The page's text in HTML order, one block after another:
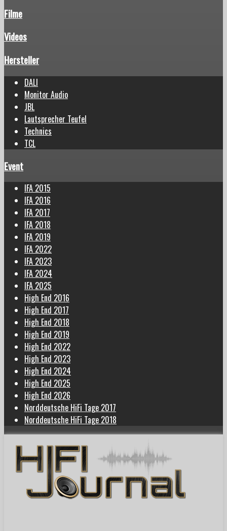
Filme
Videos
Hersteller
DALI
Monitor Audio
JBL
Lautsprecher Teufel
Technics
TCL
Event
IFA 2015
IFA 2016
IFA 2017
IFA 2018
IFA 2019
IFA 2022
IFA 2023
IFA 2024
IFA 2025
High End 2016
High End 2017
High End 2018
High End 2019
High End 2022
High End 2023
High End 2024
High End 2025
High End 2026
Norddeutsche HiFi Tage 2017
Norddeutsche HiFi Tage 2018